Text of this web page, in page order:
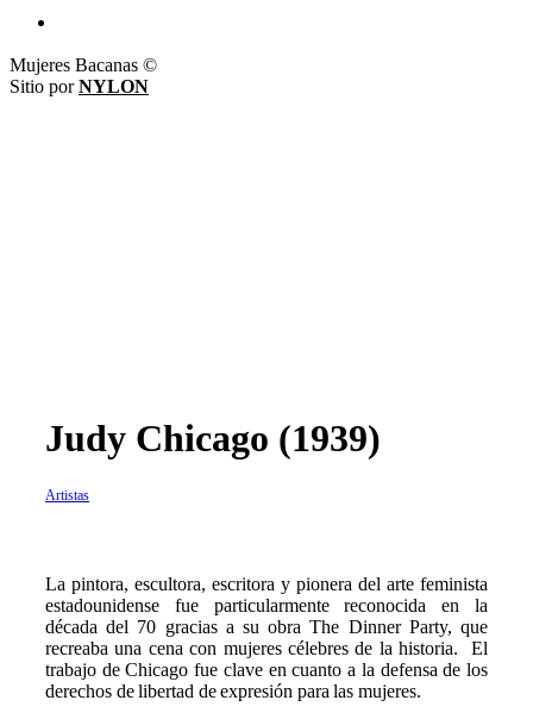
Mujeres Bacanas ©
Sitio porNYLON
Judy Chicago (1939)
Artistas
La pintora, escultora, escritora y pionera del arte feminista
estadounidense fue particularmente reconocida en la
década del 70 gracias a su obra The Dinner Party, que
recreaba una cena con mujeres célebres de la historia. El
trabajo de Chicago fue clave en cuanto a la defensa de los
derechos de libertad de expresión para las mujeres.